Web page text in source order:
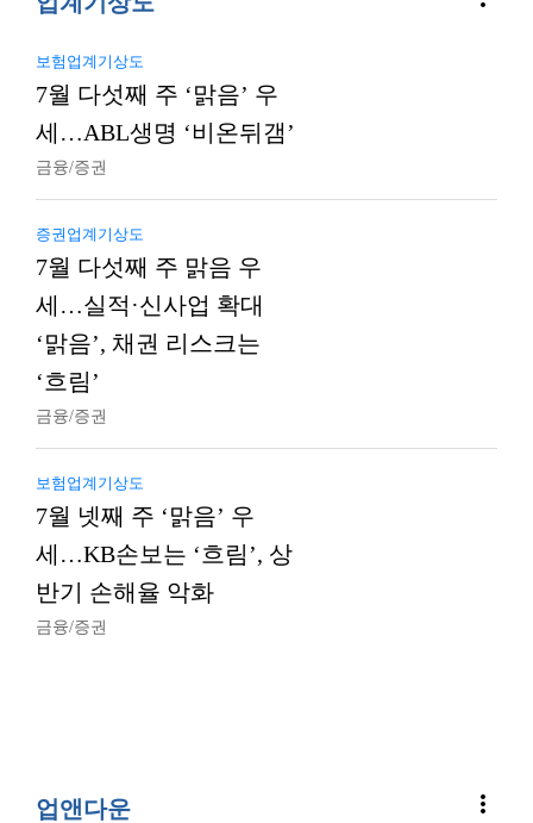
보험업계기상도
7월 다섯째 주 ‘맑음’ 우
세…ABL생명 ‘비온뒤갬’
금융/증권
증권업계기상도
7월 다섯째 주 맑음 우
세…실적·신사업 확대
‘맑음’, 채권 리스크는
‘흐림’
금융/증권
보험업계기상도
7월 넷째 주 ‘맑음’ 우
세…KB손보는 ‘흐림’, 상
반기 손해율 악화
금융/증권
업앤다운 more_vert